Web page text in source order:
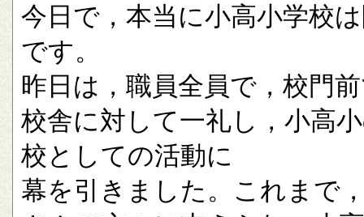
今日で，本当に小高小学校
です。
昨日は，職員全員で，校門
校舎に対して一礼し，小高
校としての活動に
幕を引きました。これまで